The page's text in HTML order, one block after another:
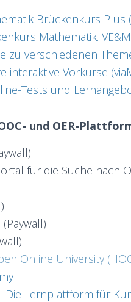
Brückenkurs Plus
Mathematik.
zu verschiedenen
interaktive Vorkurse
Tests und
und OER-
für die Suche nach
(Paywall)
Online University
Die Lernplattform für